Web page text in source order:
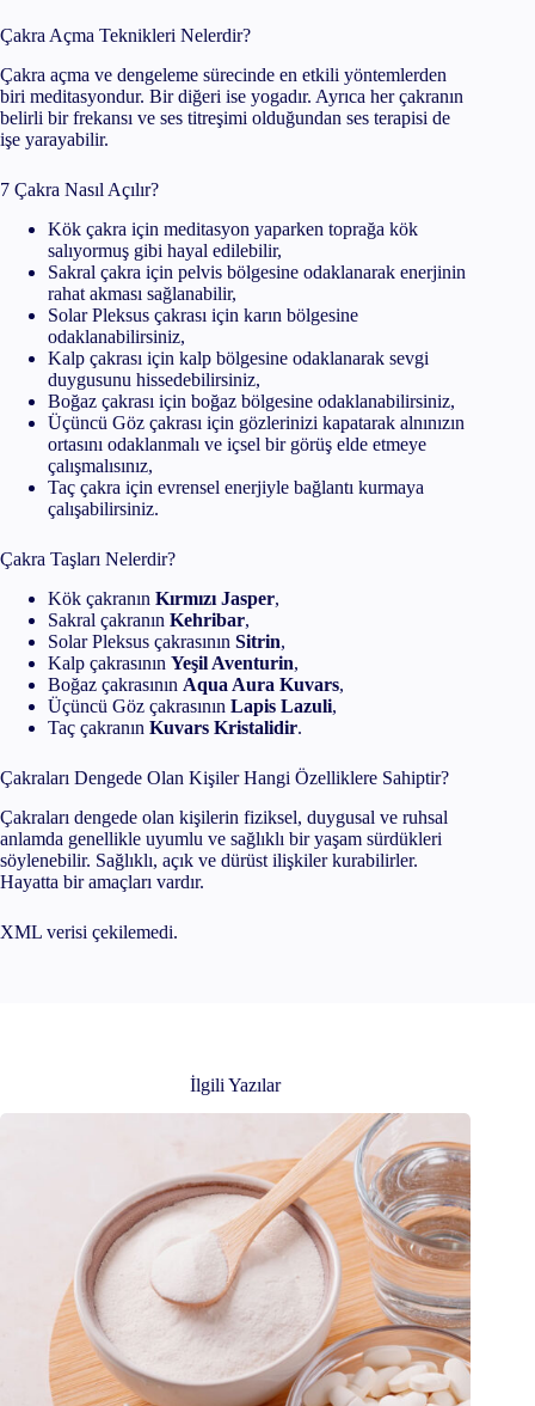
Çakra Açma Teknikleri Nelerdir?
Çakra açma ve dengeleme sürecinde en etkili yöntemlerden
biri meditasyondur. Bir diğeri ise yogadır. Ayrıca her çakranın
belirli bir frekansı ve ses titreşimi olduğundan ses terapisi de
işe yarayabilir.
7 Çakra Nasıl Açılır?
Kök çakra için meditasyon yaparken toprağa kök
salıyormuş gibi hayal edilebilir,
Sakral çakra için pelvis bölgesine odaklanarak enerjinin
rahat akması sağlanabilir,
Solar Pleksus çakrası için karın bölgesine
odaklanabilirsiniz,
Kalp çakrası için kalp bölgesine odaklanarak sevgi
duygusunu hissedebilirsiniz,
Boğaz çakrası için boğaz bölgesine odaklanabilirsiniz,
Üçüncü Göz çakrası için gözlerinizi kapatarak alnınızın
ortasını odaklanmalı ve içsel bir görüş elde etmeye
çalışmalısınız,
Taç çakra için evrensel enerjiyle bağlantı kurmaya
çalışabilirsiniz.
Çakra Taşları Nelerdir?
Kök çakranın Kırmızı Jasper,
Sakral çakranın Kehribar,
Solar Pleksus çakrasının Sitrin,
Kalp çakrasının Yeşil Aventurin,
Boğaz çakrasının Aqua Aura Kuvars,
Üçüncü Göz çakrasının Lapis Lazuli,
Taç çakranın Kuvars Kristalidir.
Çakraları Dengede Olan Kişiler Hangi Özelliklere Sahiptir?
Çakraları dengede olan kişilerin fiziksel, duygusal ve ruhsal
anlamda genellikle uyumlu ve sağlıklı bir yaşam sürdükleri
söylenebilir. Sağlıklı, açık ve dürüst ilişkiler kurabilirler.
Hayatta bir amaçları vardır.
XML verisi çekilemedi.
İlgili Yazılar